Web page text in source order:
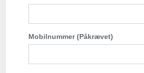
Mobilnummer (Påkrævet)